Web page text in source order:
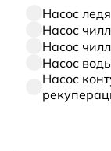
Насос
Насос
Насос
Насос
Насос